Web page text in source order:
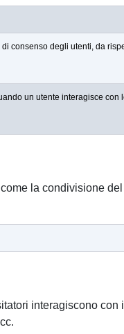
consenso degli utenti, da
un utente interagisce
la condivisione
interagiscono